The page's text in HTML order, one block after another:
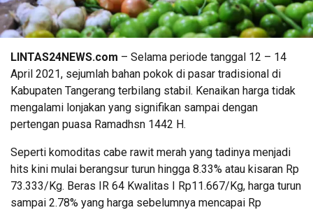
LINTAS24NEWS.com – Selama periode tanggal 12 – 14
April 2021, sejumlah bahan pokok di pasar tradisional di
Kabupaten Tangerang terbilang stabil. Kenaikan harga tidak
mengalami lonjakan yang signifikan sampai dengan
pertengan puasa Ramadhsn 1442 H.
Seperti komoditas cabe rawit merah yang tadinya menjadi
hits kini mulai berangsur turun hingga 8.33% atau kisaran Rp
73.333/Kg. Beras IR 64 Kwalitas I Rp11.667/Kg, harga turun
sampai 2.78% yang harga sebelumnya mencapai Rp